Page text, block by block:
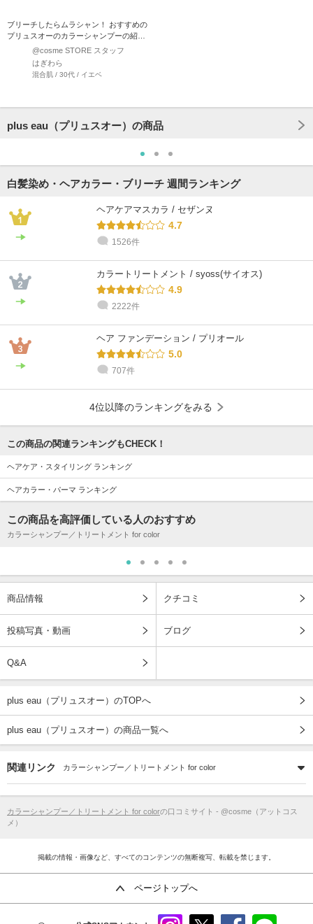
ブリーチしたらムラシャン！ おすすめの
プリュスオーのカラーシャンプーの紹介
です☆ 私は、根本以外…
@cosme STORE スタッフ
はぎわら
混合肌 / 30代 / イエベ
plus eau（プリュスオー）の商品
白髪染め・ヘアカラー・ブリーチ 週間ランキング
ヘアケアマスカラ / セザンヌ
4.7
1526件
カラートリートメント / syoss(サイオス)
4.9
2222件
ヘア ファンデーション / プリオール
5.0
707件
4位以降のランキングをみる
この商品の関連ランキングもCHECK！
ヘアケア・スタイリング ランキング
ヘアカラー・パーマ ランキング
この商品を高評価している人のおすすめ
カラーシャンプー／トリートメント for color
商品情報 クチコミ
投稿写真・動画 ブログ
Q&A
plus eau（プリュスオー）のTOPへ
plus eau（プリュスオー）の商品一覧へ
関連リンク カラーシャンプー／トリートメント for color
カラーシャンプー／トリートメント for colorの口コミサイト - @cosme（アットコス
メ）
掲載の情報・画像など、すべてのコンテンツの無断複写、転載を禁じます。
ページトップへ